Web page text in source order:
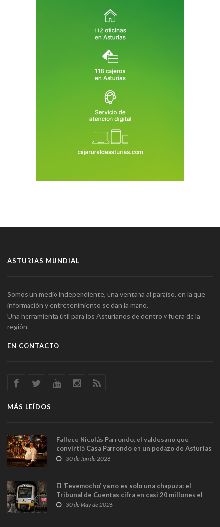
ASTURIAS MUNDIAL
Somos un medio independiente, una ventana al paraíso, en la que
información y entretenimiento se dan la mano.
Una herramienta útil para los Asturianos de dentro y fuera de la
región.
EN CONTACTO
MÁS LEÍDOS
Fallece Nicolás Parrondo, el valdesano que
convirtió Casa Parrondo en un pedazo de Asturias
en Madrid
30 de Jun de 2026
El ‘Fevemocho’ ya no es solo una chapuza: el
Tribunal de Cuentas cifra en casi 20 millones el
sobrecoste de los trenes que no cabían por los
30 de May de 2026